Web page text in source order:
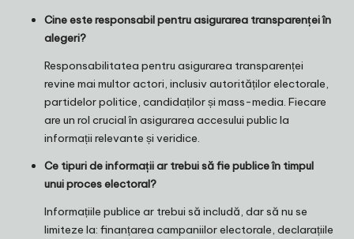
Cine este responsabil pentru asigurarea transparenței în
alegeri?
Responsabilitatea pentru asigurarea transparenței
revine mai multor actori, inclusiv autorităților electorale,
partidelor politice, candidaților și mass-media. Fiecare
are un rol crucial în asigurarea accesului public la
informații relevante și veridice.
Ce tipuri de informații ar trebui să fie publice în timpul
unui proces electoral?
Informațiile publice ar trebui să includă, dar să nu se
limiteze la: finanțarea campaniilor electorale, declarațiile